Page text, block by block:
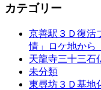
カテゴリー
京善駅３Ｄ復活
情」ロケ地から
天龍寺三十三石
未分類
東尋坊３Ｄ基地